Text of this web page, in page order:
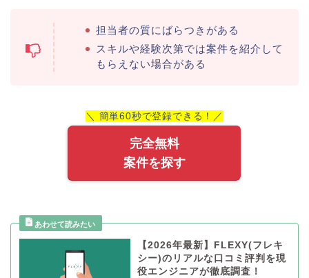
担当者の質にばらつきがある
スキルや経験次第では案件を紹介して
もらえない場合がある
＼ 簡単60秒で登録できる！／
完全無料
案件を探す
【2026年最新】FLEXY(フレキ
シー)のリアルな口コミ評判を現
役エンジニアが徹底調査！